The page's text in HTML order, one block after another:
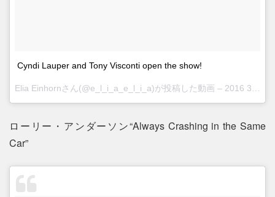
Cyndi Lauper and Tony Visconti open the show!
Elia Einhornさん(@e_l_i_a_e_l_i_a)が投稿した動画 – 2016 3月 31 5:14午後 PDT
ローリー・アンダーソン“Always Crashing in the Same
Car”